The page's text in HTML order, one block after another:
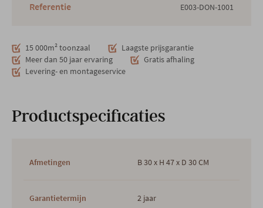
Referentie E003-DON-1001
15 000m² toonzaal
Laagste prijsgarantie
Meer dan 50 jaar ervaring
Gratis afhaling
Levering- en montageservice
Productspecificaties
Afmetingen B 30 x H 47 x D 30 CM
Garantietermijn 2 jaar